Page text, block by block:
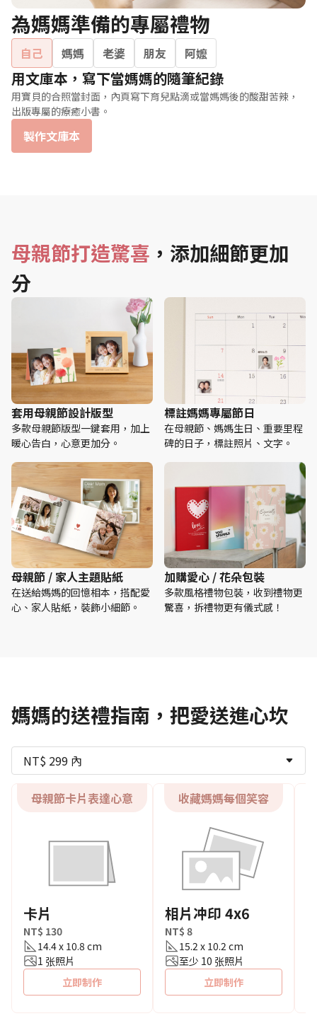
為媽媽準備的專屬禮物
自己 媽媽 老婆 朋友 阿嬤
用文庫本，寫下當媽媽的隨筆紀錄
用寶貝的合照當封面，內頁寫下育兒點滴或當媽媽後的酸甜苦辣，
出版專屬的療癒小書。
製作文庫本
母親節打造驚喜 ，添加細節更加
分
套用母親節設計版型
多款母親節版型一鍵套用，加上
暖心告白，心意更加分。
標註媽媽專屬節日
在母親節、媽媽生日、重要里程
碑的日子，標註照片、文字。
母親節 / 家人主題貼紙
在送給媽媽的回憶相本，搭配愛
心、家人貼紙，裝飾小細節。
加購愛心 / 花朵包裝
多款風格禮物包裝，收到禮物更
驚喜，拆禮物更有儀式感！
媽媽的送禮指南，把愛送進心坎
NT$ 299 內
母親節卡片表達心意
卡片
NT$ 130
14.4 x 10.8 cm
1 张照片
立即制作
收藏媽媽每個笑容
相片冲印 4x6
NT$ 8
15.2 x 10.2 cm
至少 10 张照片
立即制作